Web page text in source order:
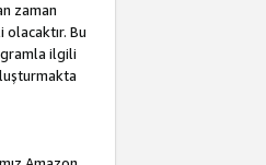
zaman
Bu
ilgili